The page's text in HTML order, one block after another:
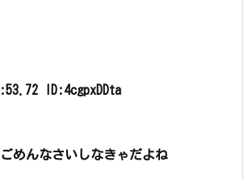
ID:4cgpxDDta
めんなさいしなきゃだよね